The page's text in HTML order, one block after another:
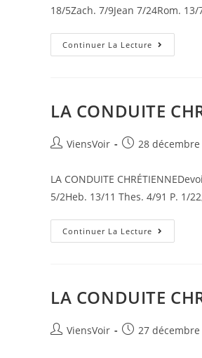
18/5Zach. 7/9Jean 7/24Rom.
Continuer La Lecture
LA CONDUITE
ViensVoir 28 décembre
LA CONDUITE
5/2Heb. 13/11 Thes. 4/91 P. 1/
Continuer La Lecture
LA CONDUITE
ViensVoir 27 décembre